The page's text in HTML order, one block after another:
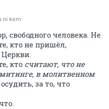
ni kem
человека. Не
кто не пришёл,
кто считают, что не
в молитвенном
за то, что